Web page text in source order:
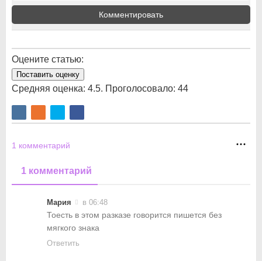
Комментировать
Оцените статью:
Поставить оценку
Средняя оценка: 4.5. Проголосовало: 44
1 комментарий
1 комментарий
Мария в 06:48
Тоесть в этом разказе говорится пишется без
мягкого знака
Ответить